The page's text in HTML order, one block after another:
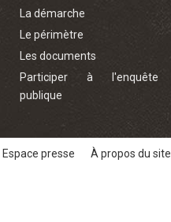
La démarche
Le périmètre
Les documents
Participer à l'enquête
publique
Espace presse À propos du site